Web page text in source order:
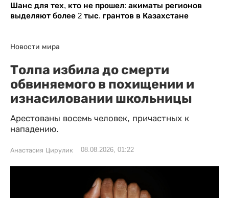
Шанс для тех, кто не прошел: акиматы регионов
выделяют более 2 тыс. грантов в Казахстане
Новости мира
Толпа избила до смерти
обвиняемого в похищении и
изнасиловании школьницы
Арестованы восемь человек, причастных к
нападению.
Анастасия Цирулик 08.08.2026, 01:22